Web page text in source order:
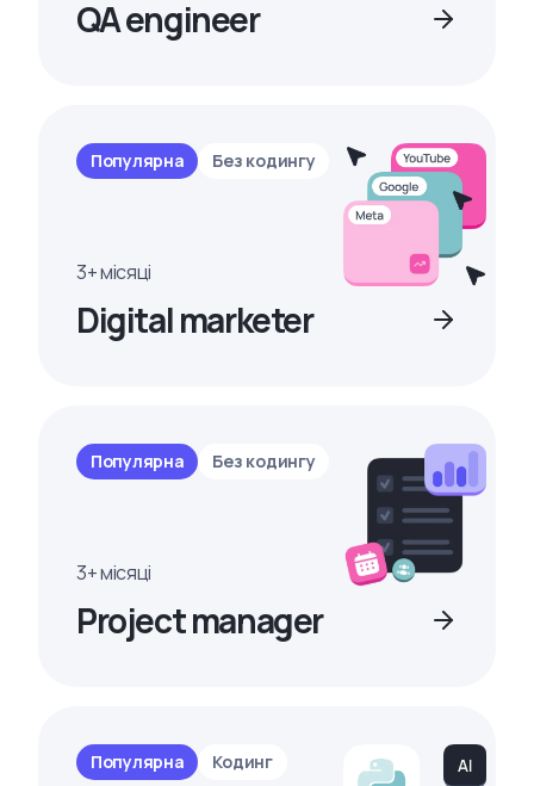
QA engineer
Популярна Без кодингу
3+ місяці
Digital marketer
Популярна Без кодингу
3+ місяці
Project manager
Популярна Кодинг